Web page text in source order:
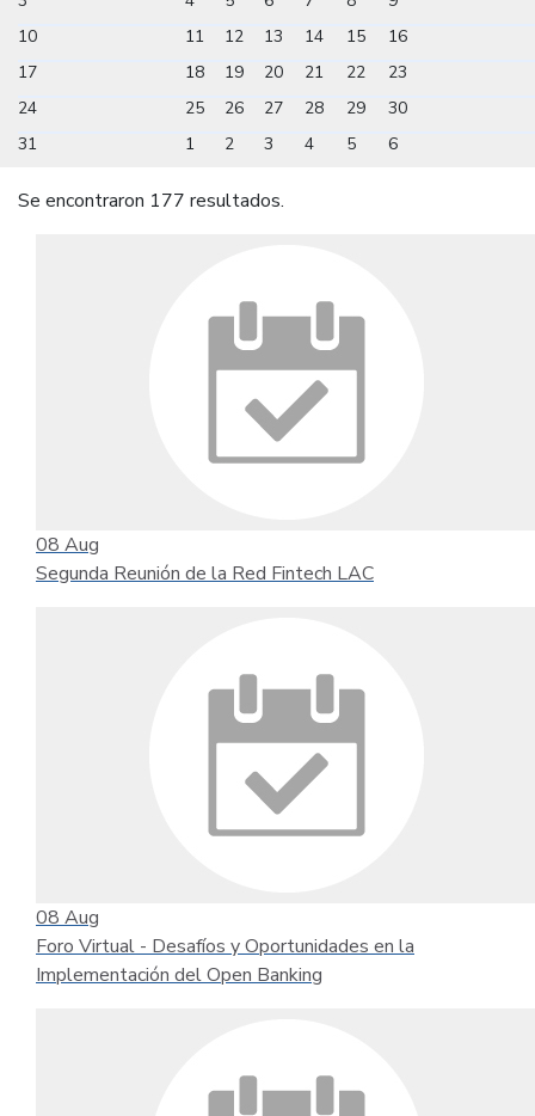
10
11 12 13 14 15
16
17
18 19 20 21 22
23
24
25 26 27 28 29
30
31
1 2 3 4 5 6
Se encontraron 177 resultados.
08 Aug
Segunda Reunión de la Red Fintech LAC
08 Aug
Foro Virtual - Desafíos y Oportunidades en la
Implementación del Open Banking